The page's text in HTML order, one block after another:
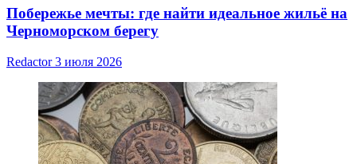
Побережье мечты: где найти идеальное жильё на
Черноморском берегу
Redactor3 июля 2026